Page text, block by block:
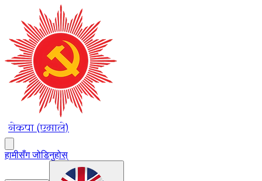
नेकपा (एमाले)
हामीसँग जोडिनुहोस्